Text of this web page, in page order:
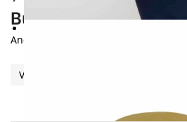
Bucket Hat Taslan /
Anglerhut in Knitteroptik
VARIANTE HINZUFÜGEN